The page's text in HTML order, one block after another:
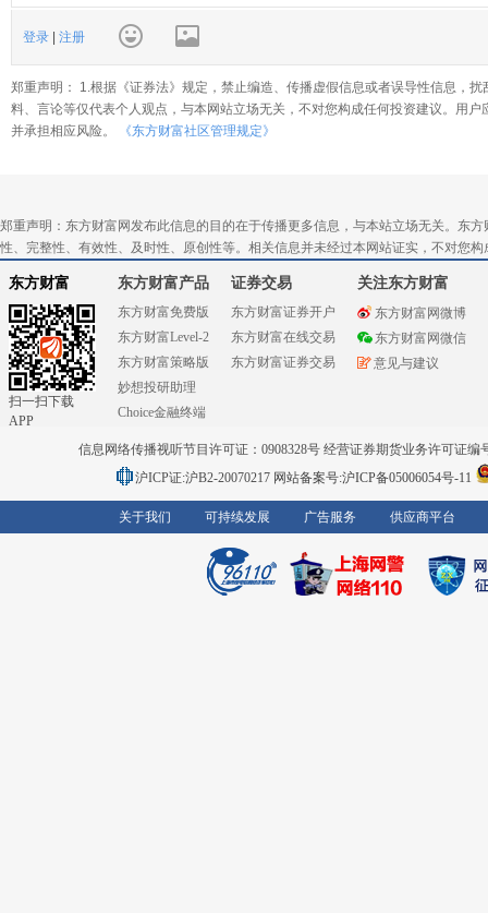
登录 | 注册
郑重声明： 1.根据《证券法》规定，禁止编造、传播虚假信息或者误导性信息，
料、言论等仅代表个人观点，与本网站立场无关，不对您构成任何投资建议。用
并承担相应风险。
《东方财富社区管理规定》
郑重声明：东方财富网发布此信息的目的在于传播更多信息，与本站立场无关。东
性、完整性、有效性、及时性、原创性等。相关信息并未经过本网站证实，不对您
东方财富
扫一扫下载
APP
东方财富产品
东方财富免费版
东方财富Level-2
东方财富策略版
妙想投研助理
Choice金融终端
证券交易
东方财富证券开户
东方财富在线交易
东方财富证券交易
关注东方财富
东方财富网微博
东方财富网微信
意见与建议
信息网络传播视听节目许可证：0908328号 经营证券期货业务许可证编
沪ICP证:沪B2-20070217 网站备案号:沪ICP备05006054号-11
关于我们 可持续发展 广告服务 供应商平台